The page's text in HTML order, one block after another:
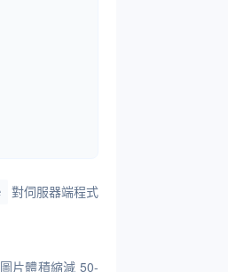
對伺服器端程式
片體積縮減 50-